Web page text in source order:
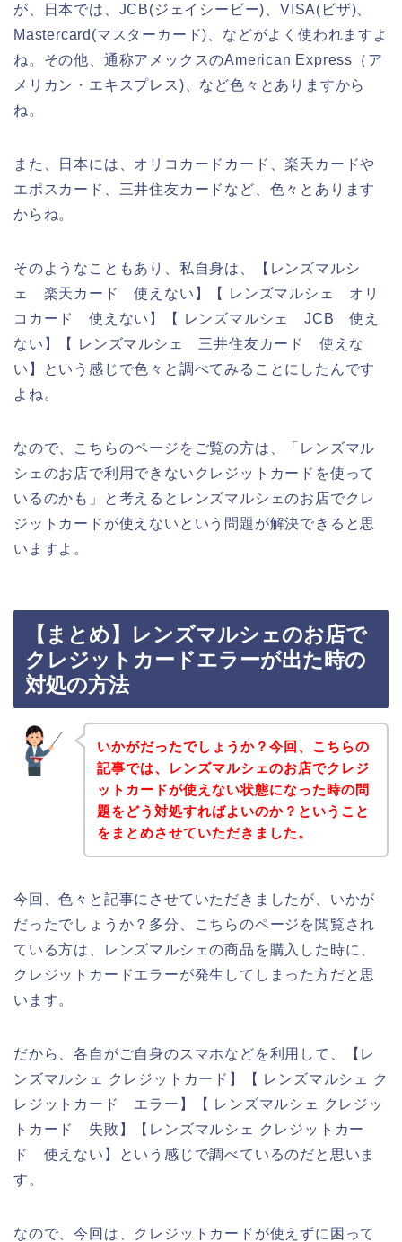
が、日本では、JCB(ジェイシービー)、VISA(ビザ)、
Mastercard(マスターカード)、などがよく使われますよ
ね。その他、通称アメックスのAmerican Express（ア
メリカン・エキスプレス)、など色々とありますから
ね。
また、日本には、オリコカードカード、楽天カードや
エポスカード、三井住友カードなど、色々とあります
からね。
そのようなこともあり、私自身は、【レンズマルシ
ェ 楽天カード 使えない】【 レンズマルシェ オリ
コカード 使えない】【 レンズマルシェ JCB 使え
ない】【 レンズマルシェ 三井住友カード 使えな
い】という感じで色々と調べてみることにしたんです
よね。
なので、こちらのページをご覧の方は、「レンズマル
シェのお店で利用できないクレジットカードを使って
いるのかも」と考えるとレンズマルシェのお店でクレ
ジットカードが使えないという問題が解決できると思
いますよ。
【まとめ】レンズマルシェのお店で
クレジットカードエラーが出た時の
対処の方法
いかがだったでしょうか？今回、こちらの
記事では、レンズマルシェのお店でクレジ
ットカードが使えない状態になった時の問
題をどう対処すればよいのか？ということ
をまとめさせていただきました。
今回、色々と記事にさせていただきましたが、いかが
だったでしょうか？多分、こちらのページを閲覧され
ている方は、レンズマルシェの商品を購入した時に、
クレジットカードエラーが発生してしまった方だと思
います。
だから、各自がご自身のスマホなどを利用して、【レ
ンズマルシェ クレジットカード】【 レンズマルシェ ク
レジットカード エラー】【 レンズマルシェ クレジッ
トカード 失敗】【レンズマルシェ クレジットカー
ド 使えない】という感じで調べているのだと思いま
す。
なので、今回は、クレジットカードが使えずに困って